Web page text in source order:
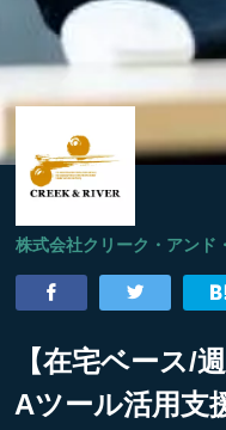
株式会社クリーク・アンド
【在宅ベース/
Aツール活用支